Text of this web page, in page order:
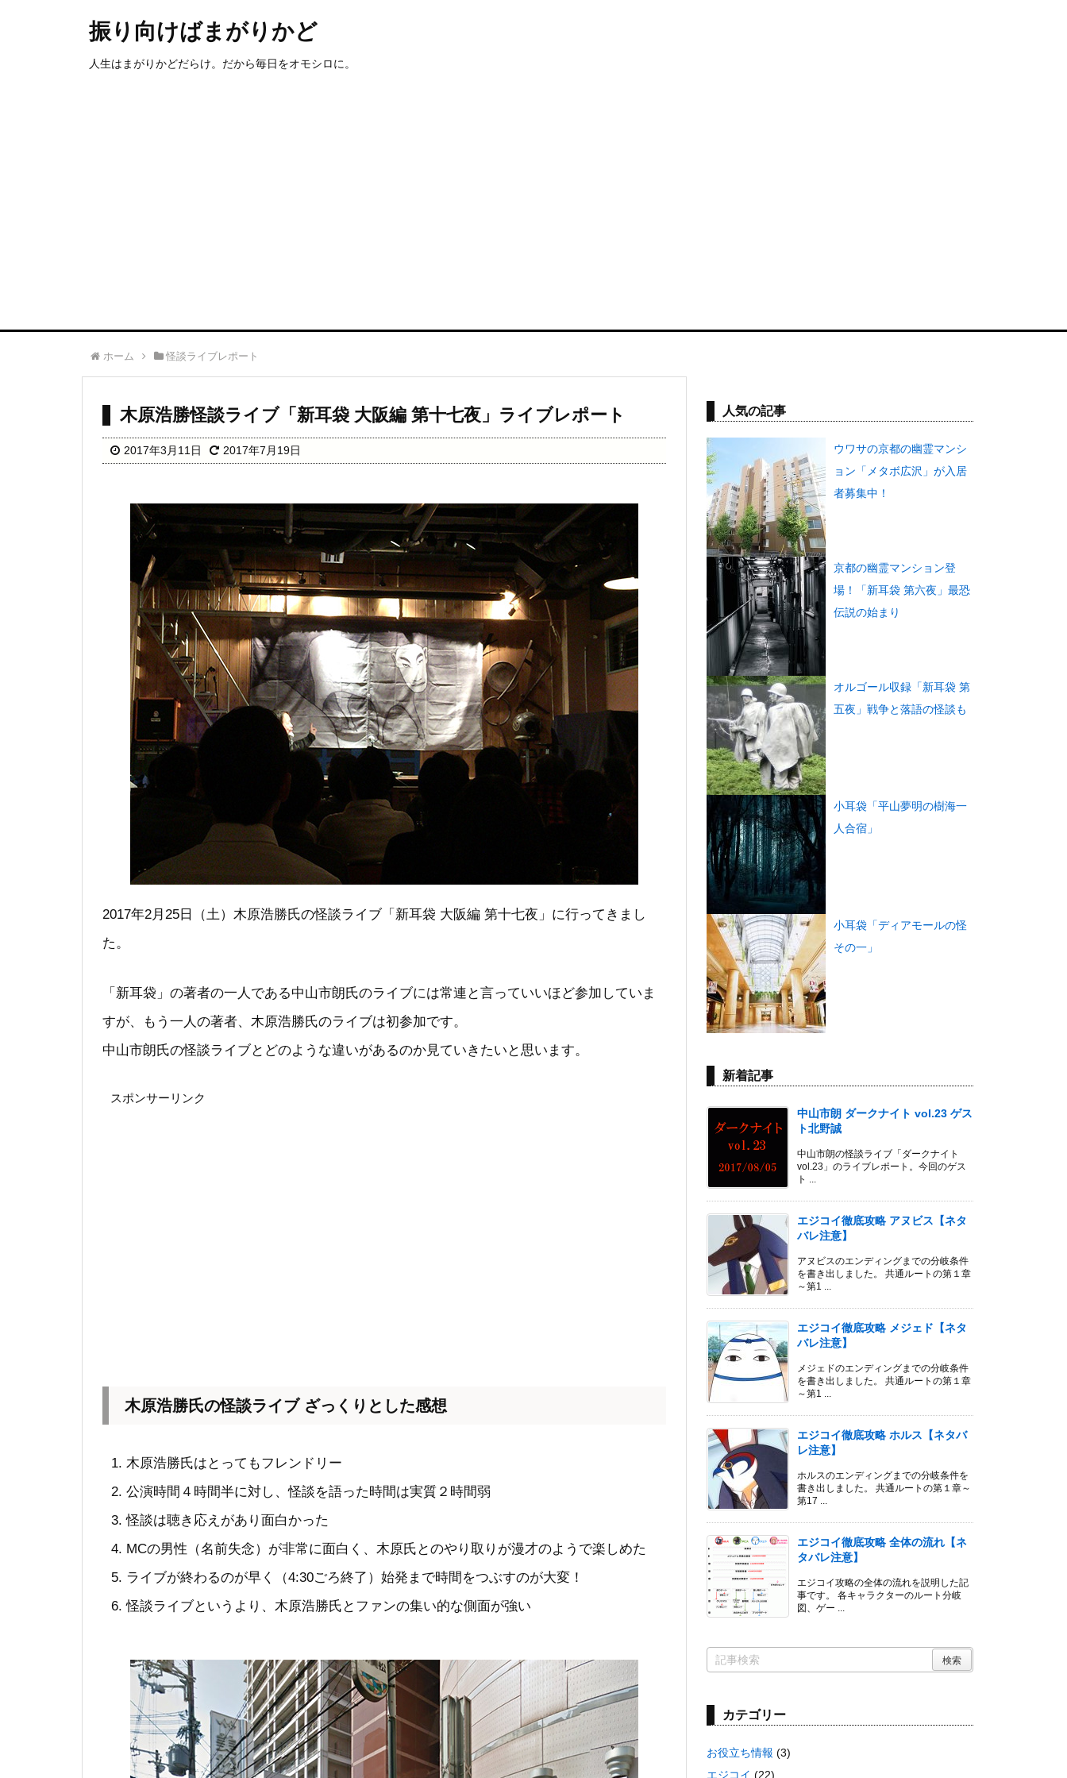
振り向けばまがりかど
人生はまがりかどだらけ。だから毎日をオモシロに。
ホーム 怪談ライブレポート
木原浩勝怪談ライブ「新耳袋 大阪編 第十七夜」ライブレポート
2017年3月11日 2017年7月19日
2017年2月25日（土）木原浩勝氏の怪談ライブ「新耳袋 大阪編 第十七夜」に行ってきまし
た。
「新耳袋」の著者の一人である中山市朗氏のライブには常連と言っていいほど参加していま
すが、もう一人の著者、木原浩勝氏のライブは初参加です。
中山市朗氏の怪談ライブとどのような違いがあるのか見ていきたいと思います。
スポンサーリンク
木原浩勝氏の怪談ライブ ざっくりとした感想
木原浩勝氏はとってもフレンドリー
公演時間４時間半に対し、怪談を語った時間は実質２時間弱
怪談は聴き応えがあり面白かった
MCの男性（名前失念）が非常に面白く、木原氏とのやり取りが漫才のようで楽しめた
ライブが終わるのが早く（4:30ごろ終了）始発まで時間をつぶすのが大変！
怪談ライブというより、木原浩勝氏とファンの集い的な側面が強い
人気の記事
ウワサの京都の幽霊マンシ
ョン「メタボ広沢」が入居
者募集中！
京都の幽霊マンション登
場！「新耳袋 第六夜」最恐
伝説の始まり
オルゴール収録「新耳袋 第
五夜」戦争と落語の怪談も
小耳袋「平山夢明の樹海一
人合宿」
小耳袋「ディアモールの怪
その一」
新着記事
中山市朗 ダークナイト vol.23 ゲス
ト北野誠
中山市朗の怪談ライブ「ダークナイト
vol.23」のライブレポート。今回のゲス
ト ...
エジコイ徹底攻略 アヌビス【ネタ
バレ注意】
アヌビスのエンディングまでの分岐条件
を書き出しました。 共通ルートの第１章
～第1 ...
エジコイ徹底攻略 メジェド【ネタ
バレ注意】
メジェドのエンディングまでの分岐条件
を書き出しました。 共通ルートの第１章
～第1 ...
エジコイ徹底攻略 ホルス【ネタバ
レ注意】
ホルスのエンディングまでの分岐条件を
書き出しました。 共通ルートの第１章～
第17 ...
エジコイ徹底攻略 全体の流れ【ネ
タバレ注意】
エジコイ攻略の全体の流れを説明した記
事です。 各キャラクターのルート分岐
図、ゲー ...
カテゴリー
お役立ち情報 (3)
エジコイ (22)